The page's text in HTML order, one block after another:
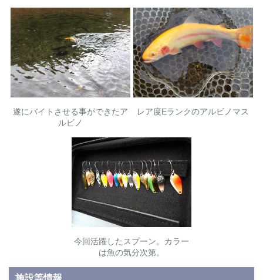
遂にバイトさせる事ができたア
ルビノ
レア度Eランクのアルビノマス
今回活躍したスプーン。カラー
は魚の気分次第。